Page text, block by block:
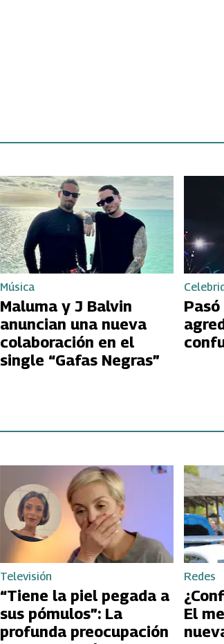
Música
Maluma y J Balvin
anuncian una nueva
colaboración en el
single “Gafas Negras”
Televisión
“Tiene la piel pegada a
sus pómulos”: La
profunda preocupación
Redes
El